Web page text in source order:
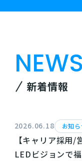
NEWS
新着情報
2026.06.18 お知
【キャリア採用/
LEDビジョンで